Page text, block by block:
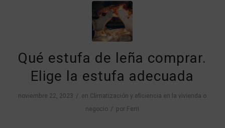
Qué estufa de leña comprar.
Elige la estufa adecuada
noviembre 22, 2023 / en Climatización y eficiencia en la vivienda o
negocio / por Ferri